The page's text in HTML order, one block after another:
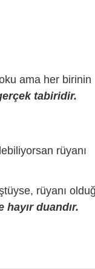
ama her birinin
tabiridir.
rüyanı
rüyanı
duandır.